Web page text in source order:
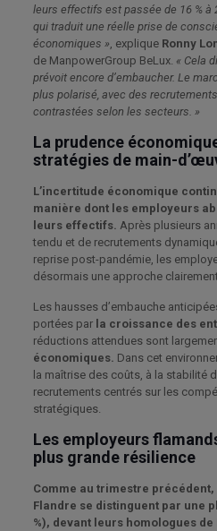
leurs effectifs est passée de 16 % à
qui traduit une réelle prise de
économiques » , explique Ronny
de ManpowerGroup BeLux. « Cela
prévoit encore d’embaucher. Le
plus polarisé, avec des
contrastées selon les secteurs. »
La prudence
stratégies de main-
L’incertitude économique
manière dont les employeurs
leurs effectifs. Après plusieurs
tendu et de recrutements
reprise post-pandémie, les
désormais une approche
Les hausses d’embauche
portées par la croissance des
réductions attendues sont
économiques. Dans cet
la maîtrise des coûts, à la stabilité
recrutements centrés sur les
stratégiques.
Les employeurs
plus grande résilience
Comme au trimestre
Flandre se distinguent par une
%), devant leurs homologues de